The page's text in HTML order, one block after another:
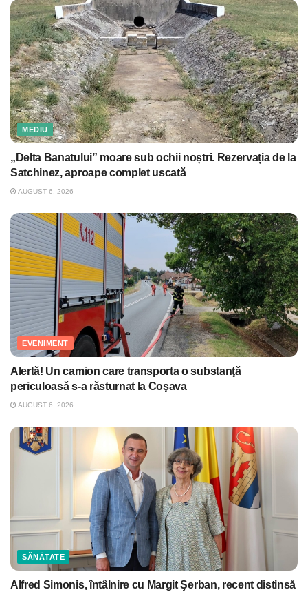
MEDIU
„Delta Banatului” moare sub ochii noștri. Rezervația de la
Satchinez, aproape complet uscată
AUGUST 6, 2026
EVENIMENT
Alertă! Un camion care transporta o substanţă
periculoasă s-a răsturnat la Coşava
AUGUST 6, 2026
SĂNĂTATE
Alfred Simonis, întâlnire cu Margit Şerban, recent distinsă